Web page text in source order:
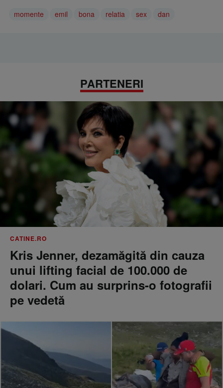
momente
emil bona relatia sex dan
PARTENERI
CATINE.RO
Kris Jenner, dezamăgită din cauza
unui lifting facial de 100.000 de
dolari. Cum au surprins-o fotografii
pe vedetă